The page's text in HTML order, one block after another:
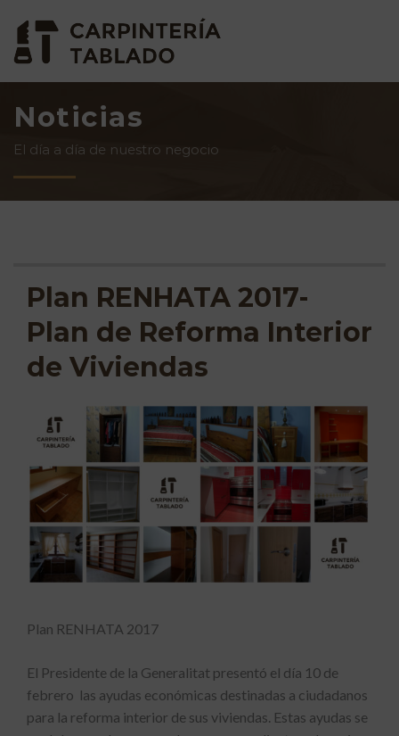
Noticias
El día a día de nuestro negocio
Plan RENHATA 2017-
Plan de Reforma Interior
de Viviendas
Plan RENHATA 2017
El Presidente de la Generalitat presentó el día 10 de
febrero las ayudas económicas destinadas a ciudadanos
para la reforma interior de sus viviendas. Estas ayudas se